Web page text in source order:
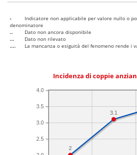
-
Indicatore non applicabile per valore nullo o
denominatore
..
Dato non ancora disponibile
...
Dato non rilevato
....
La mancanza o esiguità del fenomeno rende i
Incidenza di coppie
2.5
3.0
3.5
4.0
3.1
2